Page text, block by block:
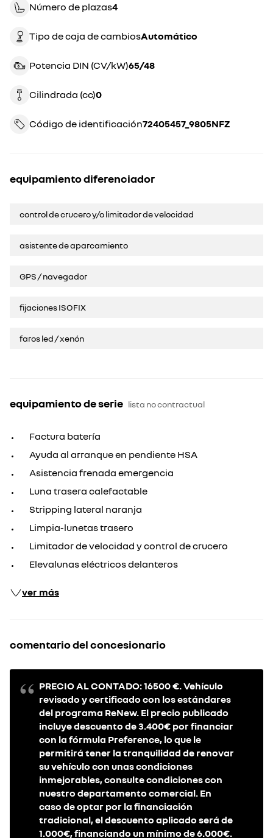
Número de plazas4
Tipo de caja de cambios automático
Potencia DIN (CV/kW) 65/48
Cilindrada (cc)0
Código de identificación 72405457_9805NFZ
equipamiento diferenciador
control de crucero y/o limitador de velocidad
asistente de aparcamiento
GPS / navegador
fijaciones ISOFIX
faros led / xenón
equipamiento de serie lista no contractual
Factura batería
Ayuda al arranque en pendiente HSA
Asistencia frenada emergencia
Luna trasera calefactable
Stripping lateral naranja
Limpia-lunetas trasero
Limitador de velocidad y control de crucero
Elevalunas eléctricos delanteros
ver más
comentario del concesionario
PRECIO AL CONTADO: 16500 €. Vehículo
revisado y certificado con los estándares
del programa ReNew. El precio publicado
incluye descuento de 3.400€ por financiar
con la fórmula Preference, lo que le
permitirá tener la tranquilidad de renovar
su vehículo con unas condiciones
inmejorables, consulte condiciones con
nuestro departamento comercial. En
caso de optar por la financiación
tradicional, el descuento aplicado será de
1.000€, financiando un mínimo de 6.000€.